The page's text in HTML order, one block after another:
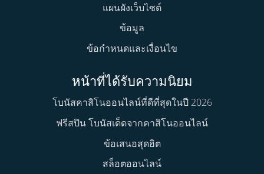
แผนผังเว็บไซต์
ข้อมูล
ข้อกำหนดและเงื่อนไข
หน้าที่ได้รับความนิยม
โบนัสคาสิโนออนไลน์ที่ดีที่สุดในปี 2026
ฟรีสปิน โบนัสเด็ดจากคาสิโนออนไลน์
ข้อเสนอสุดฮิต
สล็อตออนไลน์